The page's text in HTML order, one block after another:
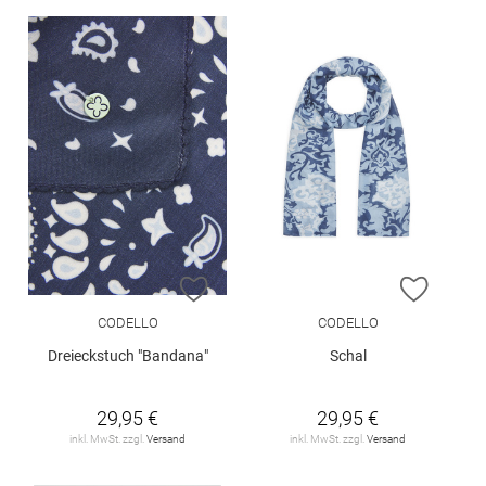
ZUR WUNSCHLISTE HINZUFÜGEN
CODELLO
Dreieckstuch "Bandana"
29,95 €
inkl. MwSt. zzgl. Versand
ZUR
CODELLO
Schal
29,95 €
inkl. MwSt. zzgl. Versand